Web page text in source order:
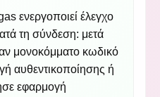
ενεργοποιεί έλεγχο
τη σύνδεση: μετά
μονοκόμματο κωδικό
αυθεντικοποίησης ή
εφαρμογή